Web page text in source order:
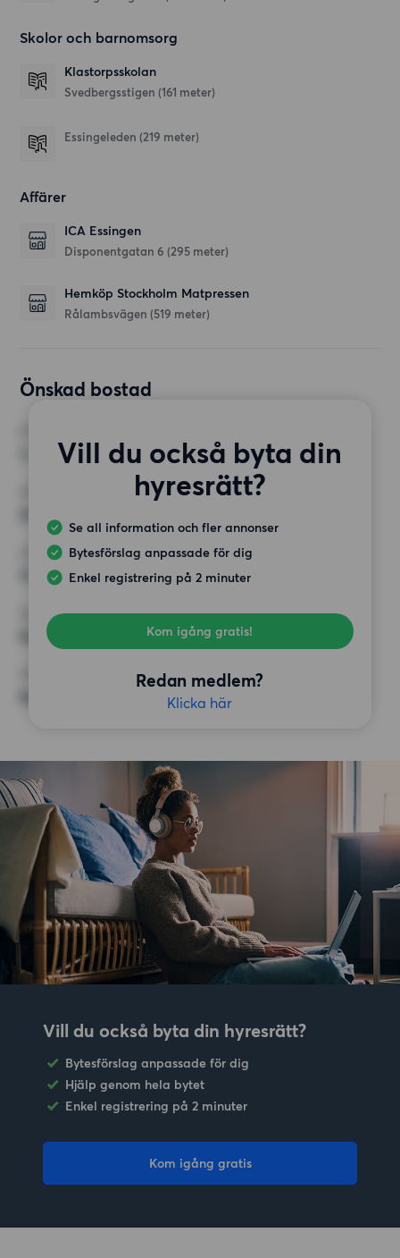
Skolor och barnomsorg
Klastorpsskolan
Svedbergsstigen (161 meter)
Essingeleden (219 meter)
Affärer
ICA Essingen
Disponentgatan 6 (295 meter)
Hemköp Stockholm Matpressen
Rålambsvägen (519 meter)
Önskad bostad
Vill du också byta din
hyresrätt?
Se all information och fler annonser
Bytesförslag anpassade för dig
Enkel registrering på 2 minuter
Kom igång gratis!
Redan medlem?
Klicka här
MINST ANTAL KVADRATMETER
HÖGSTA HYRA
15 000 kr
Balkong, Hiss
ÖVRIGA PREFERENSER
Vill du också byta din hyresrätt?
Bytesförslag anpassade för dig
Hjälp genom hela bytet
Enkel registrering på 2 minuter
Kom igång gratis